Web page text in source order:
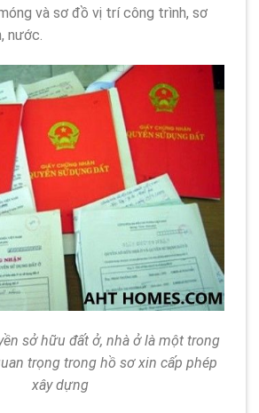
và sơ đồ vị trí công trình, sơ
nước.
sở hữu đất ở, nhà ở là một trong
trọng trong hồ sơ xin cấp phép
xây dựng